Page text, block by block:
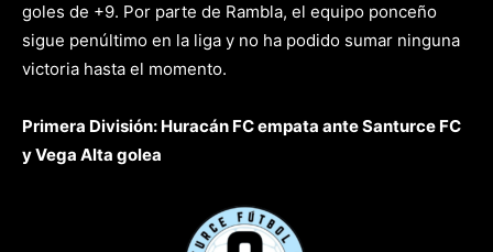
goles de +9. Por parte de Rambla, el equipo ponceño
sigue penúltimo en la liga y no ha podido sumar ninguna
victoria hasta el momento.
Primera División: Huracán FC empata ante Santurce FC
y Vega Alta golea